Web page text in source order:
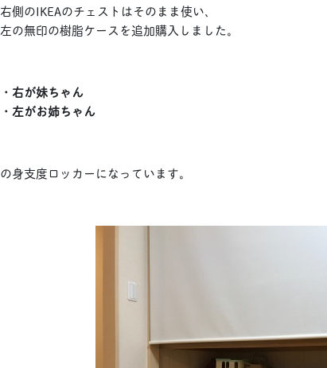
右側のIKEAのチェストはそのまま使い、
左の無印の樹脂ケースを追加購入しました。
・右が妹ちゃん
・左がお姉ちゃん
の身支度ロッカーになっています。